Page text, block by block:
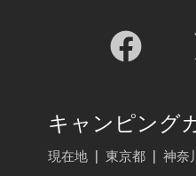
キャンピング
現在地 東京都 神奈